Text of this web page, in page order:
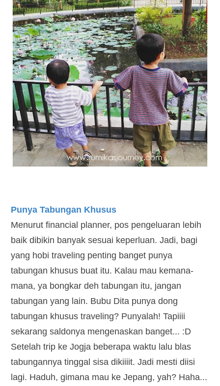
Punya Tabungan Khusus
Menurut financial planner, pos pengeluaran lebih
baik dibikin banyak sesuai keperluan. Jadi, bagi
yang hobi traveling penting banget punya
tabungan khusus buat itu. Kalau mau kemana-
mana, ya bongkar deh tabungan itu, jangan
tabungan yang lain. Bubu Dita punya dong
tabungan khusus traveling? Punyalah! Tapiiii
sekarang saldonya mengenaskan banget... :D
Setelah trip ke Jogja beberapa waktu lalu blas
tabungannya tinggal sisa dikiiiit. Jadi mesti diisi
lagi. Haduh, gimana mau ke Jepang, yah? Haha...